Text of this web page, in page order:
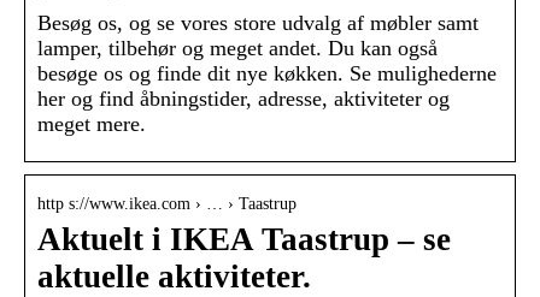
Besøg os, og se vores store udvalg af møbler samt
lamper, tilbehør og meget andet. Du kan også
besøge os og finde dit nye køkken. Se mulighederne
her og find åbningstider, adresse, aktiviteter og
meget mere.
http s://www.ikea.com › … › Taastrup
Aktuelt i IKEA Taastrup – se
aktuelle aktiviteter.